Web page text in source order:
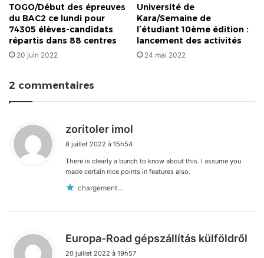
TOGO/Début des épreuves
du BAC2 ce lundi pour
74305 élèves-candidats
répartis dans 88 centres
20 juin 2022
Université de
Kara/Semaine de
l’étudiant 10ème édition :
lancement des activités
24 mai 2022
2 commentaires
zoritoler imol
:
8 juillet 2022 à 15h54
There is clearly a bunch to know about this. I assume you
made certain nice points in features also.
chargement…
Europa-Road gépszállítás külföldről
20 juillet 2022 à 19h57